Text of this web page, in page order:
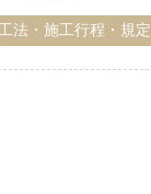
法・施工行程・規定